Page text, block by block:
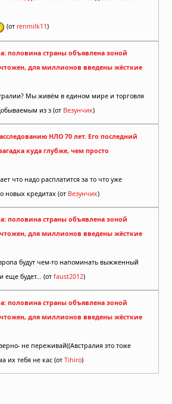
(от renmilk11)
половина страны объявлена зоной
для миллионов введены жёсткие
Мы живём в едином мире и торговля
из з (от Везунчик)
НЛО 70 лет. Его последний
куда глубже, чем просто
что надо расплатится за то что уже
получено. Все мечтают о новых кредитах (от Везунчик)
половина страны объявлена зоной
для миллионов введены жёсткие
будут чем-то напоминать выжженный
еще будет... (от faust2012)
половина страны объявлена зоной
для миллионов введены жёсткие
не переживай((Австралия это тоже
их тебя не кас (от Tihiro)